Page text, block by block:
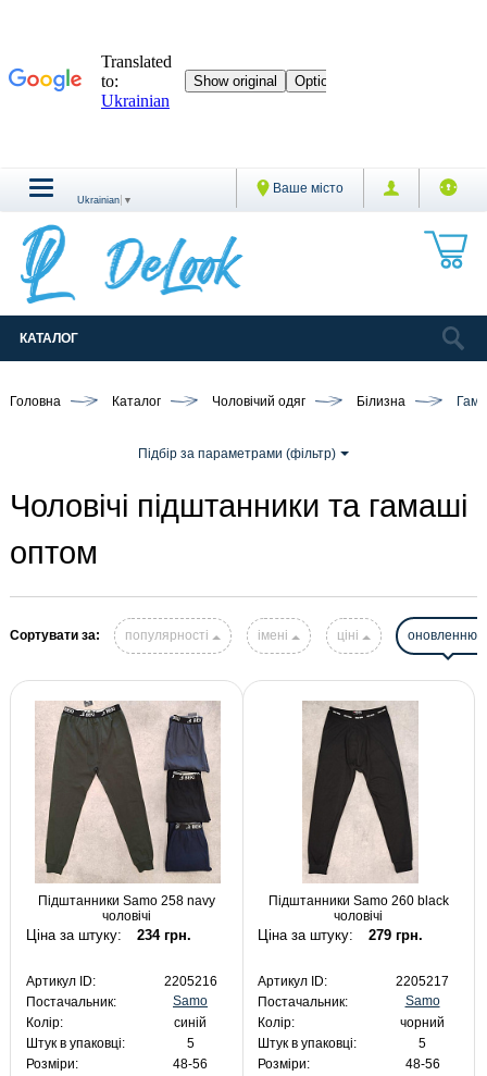
Ваше місто
Ukrainian ▼
КАТАЛОГ
Головна Каталог Чоловічий одяг Білизна
Підбір за параметрами (фільтр)
Чоловічі підштанники та гамаші
оптом
Сортувати за: популярності імені ціні оновленню
Підштанники Samo 258 navy
чоловічі
Ціна за штуку: 234 грн.
Артикул ID:
2205216
Постачальник:
Samo
Колір:
синій
Штук в упаковці:
5
Розміри:
48-56
Підштанники Samo 260 black
чоловічі
Ціна за штуку: 279 грн.
Артикул ID:
2205217
Постачальник:
Samo
Колір:
чорний
Штук в упаковці:
5
Розміри:
48-56